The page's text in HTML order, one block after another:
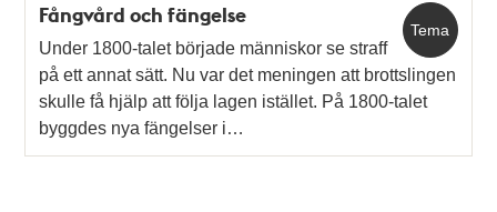
Tema
Fångvård och fängelse
Under 1800-talet började människor se straff
på ett annat sätt. Nu var det meningen att brottslingen
skulle få hjälp att följa lagen istället. På 1800-talet
byggdes nya fängelser i…